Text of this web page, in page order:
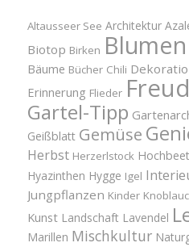
Altausseer See Architektur
Biotop Birken Blumen
Bäume Bücher Chili
Erinnerung Flieder
Gartel-Tipp
Geißblatt Gemüse
Herbst Herzerlstock Hochbeet
Hyazinthen Hygge Igel
Jungpflanzen Kinder
Kunst Landschaft Lavendel
Marillen Mischkultur